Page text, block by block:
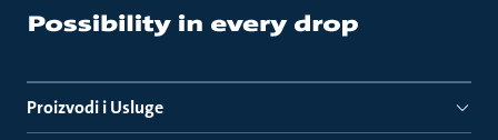
Proizvodi i Usluge